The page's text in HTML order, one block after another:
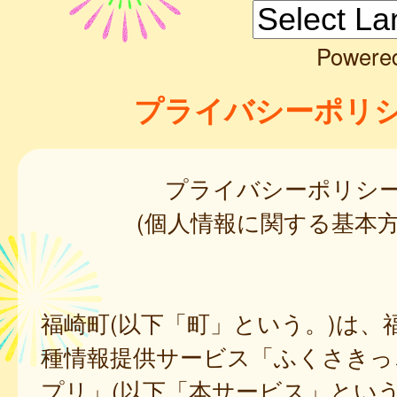
プライバシーポリ
プライバシーポリシ
(個人情報に関する基本
福崎町(以下「町」という。)は、
種情報提供サービス「ふくさき
プリ」(以下「本サービス」とい